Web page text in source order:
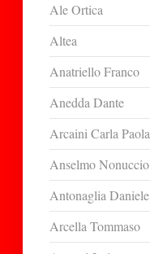
Ale Ortica
Altea
Anatriello Franco
Anedda Dante
Arcaini Carla Paola
Anselmo Nonuccio
Antonaglia Daniele
Arcella Tommaso